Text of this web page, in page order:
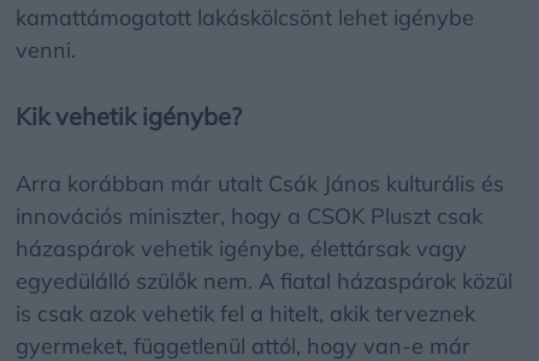
kamattámogatott lakáskölcsönt lehet igénybe
venni.
Kik vehetik igénybe?
Arra korábban már utalt Csák János kulturális és
innovációs miniszter, hogy a CSOK Pluszt csak
házaspárok vehetik igénybe, élettársak vagy
egyedülálló szülők nem. A fiatal házaspárok közül
is csak azok vehetik fel a hitelt, akik terveznek
gyermeket, függetlenül attól, hogy van-e már